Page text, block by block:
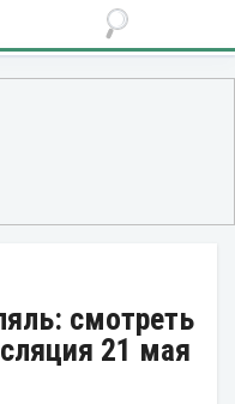
смотреть
21 мая